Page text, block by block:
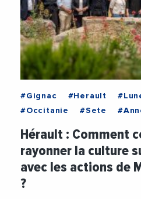
#Gignac #Herault
#Occitanie
#Sete
#JeanFrancoisSoto
#Montpellier2028
#SNCF
#ValleeDeLHerault
Hérault : Comment
rayonner la culture
avec les actions de
?